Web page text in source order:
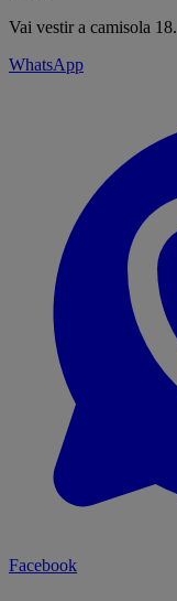
Vai vestir a camisola 18.
WhatsApp
Facebook